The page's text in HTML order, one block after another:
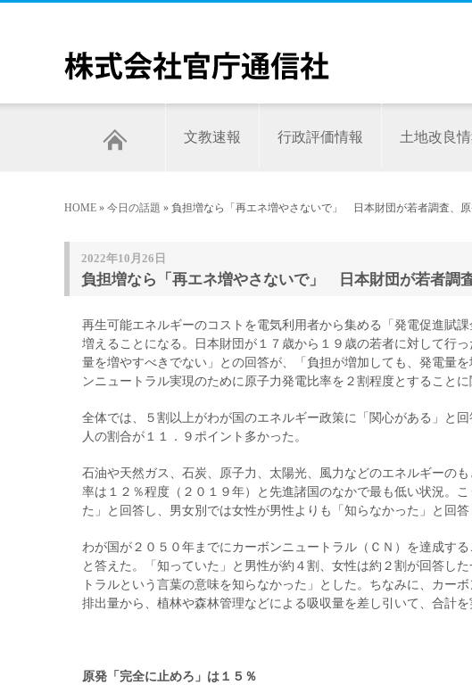
文教速報 行政評価情報 土地改良
HOME » 今日の話題 » 負担増なら「再エネ増やさないで」 日本財団が若者調査、
2022年10月26日
負担増なら「再エネ増やさないで」 日本財団が若者調
再生可能エネルギーのコストを電気利用者から集める「発電促進賦
増えることになる。日本財団が１７歳から１９歳の若者に対して行
量を増やすべきでない」との回答が、「負担が増加しても、発電量
ンニュートラル実現のために原子力発電比率を２割程度とすることに
全体では、５割以上がわが国のエネルギー政策に「関心がある」と
人の割合が１１．９ポイント多かった。
石油や天然ガス、石炭、原子力、太陽光、風力などのエネルギーの
率は１２％程度（２０１９年）と先進諸国のなかで最も低い状況。
た」と回答し、男女別では女性が男性よりも「知らなかった」と回
わが国が２０５０年までにカーボンニュートラル（ＣＮ）を達成す
と答えた。「知っていた」と男性が約４割、女性は約２割が回答し
トラルという言葉の意味を知らなかった」とした。ちなみに、カー
排出量から、植林や森林管理などによる吸収量を差し引いて、合計を
原発「完全に止めろ」は１５％